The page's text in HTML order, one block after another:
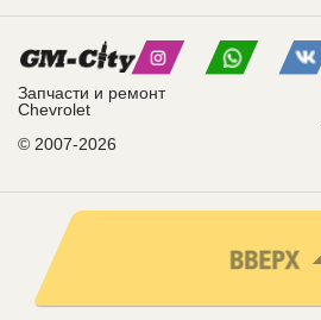
Запчасти и ремонт
Chevrolet
© 2007-2026